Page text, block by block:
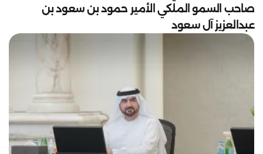
صاحب السمو الملكي الأمير حمود بن سعود بن
عبدالعزيز آل سعود